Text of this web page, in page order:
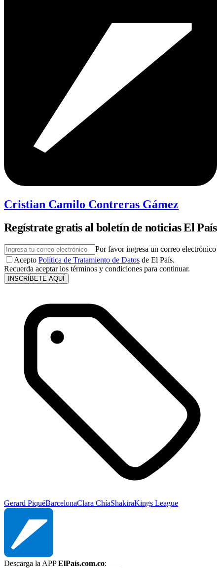
Cristian Camilo Contreras Gámez
Regístrate gratis al boletín de noticias El País
Por favor ingresa un correo electrónico
Acepto Política de Tratamiento de Datos de El País.
Recuerda aceptar los términos y condiciones para continuar.
INSCRÍBETE AQUÍ
Gerard PiquéBarcelonaClara ChíaShakiraKings League
Descarga la APPElPaís.com.co: